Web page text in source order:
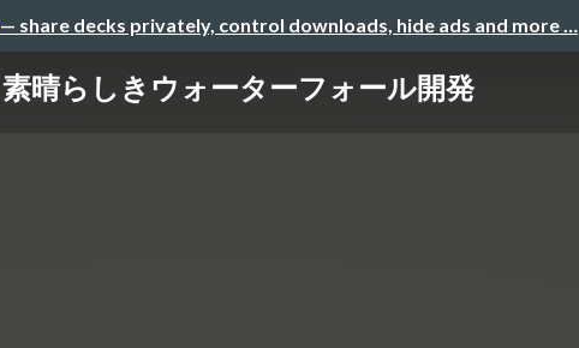
— share decks privately, control downloads, hide ads and more …
素晴らしきウォーターフォール開発